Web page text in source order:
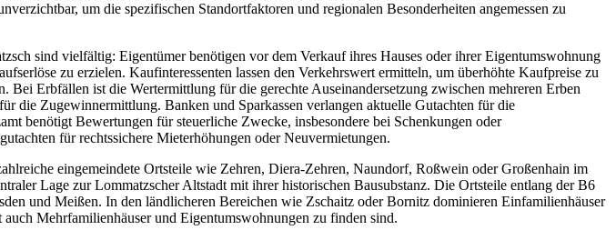
um die spezifischen Standortfaktoren und regionalen Besonderheiten angemessen zu
sind vielfältig: Eigentümer benötigen vor dem Verkauf ihres Hauses oder ihrer Eigentumswohnung
zu erzielen. Kaufinteressenten lassen den Verkehrswert ermitteln, um überhöhte Kaufpreise zu
Bei Erbfällen ist die Wertermittlung für die gerechte Auseinandersetzung zwischen mehreren Erben
die Zugewinnermittlung. Banken und Sparkassen verlangen aktuelle Gutachten für die
benötigt Bewertungen für steuerliche Zwecke, insbesondere bei Schenkungen oder
für rechtssichere Mieterhöhungen oder Neuvermietungen.
eingemeindete Ortsteile wie Zehren, Diera-Zehren, Naundorf, Roßwein oder Großenhain im
Lage zur Lommatzscher Altstadt mit ihrer historischen Bausubstanz. Die Ortsteile entlang der B6
und Meißen. In den ländlicheren Bereichen wie Zschaitz oder Bornitz dominieren Einfamilienhäuser
Mehrfamilienhäuser und Eigentumswohnungen zu finden sind.